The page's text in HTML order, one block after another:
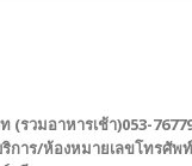
รวมอาหารเช้า)053-
การ/ห้องหมายเลขโทรศัพ